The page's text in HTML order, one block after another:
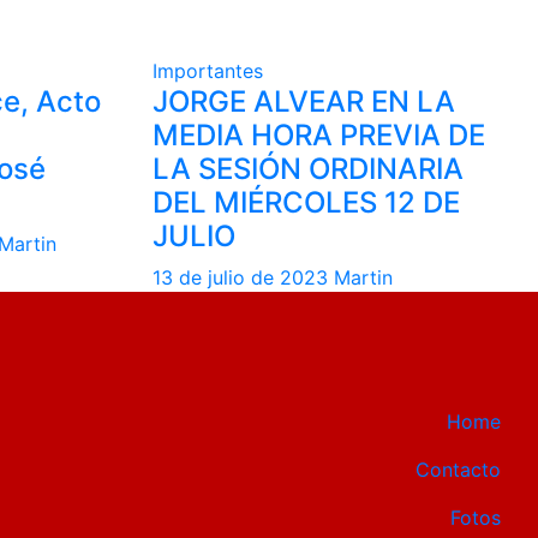
Acto
Martin
Importantes
JORGE ALVEAR EN LA
MEDIA HORA PREVIA DE
LA SESIÓN ORDINARIA
DEL MIÉRCOLES 12 DE
JULIO
13 de julio de 2023 Martin
Home
Contacto
Fotos